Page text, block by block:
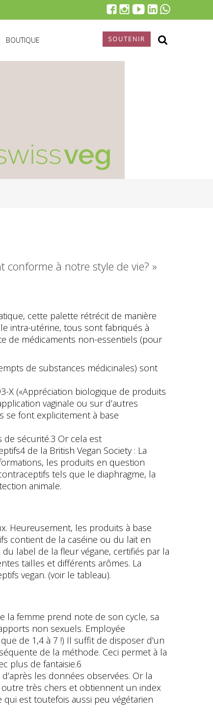
BOUTIQUE SOUTENIR
à notre style de vie? »
cette palette rétrécit de manière
intra-utérine, tous sont fabriqués à
de médicaments non-essentiels (pour
de substances médicinales) sont
X («Appréciation biologique de produits
vaginale ou sur d’autres
se font explicitement à base
de sécurité.3 Or cela est
de la British Vegan Society : La
les produits en question
tels que le diaphragme, la
animale.
Heureusement, les produits à base
contient de la caséine ou du lait en
label de la fleur végane, certifiés par la
tailles et différents arômes. La
vegan. (voir le tableau).
la femme prend note de son cycle, sa
non sexuels. Employée
de 1,4 à 7 !) Il suffit de disposer d’un
de la méthode. Ceci permet à la
plus de fantaisie.6
les données observées. Or la
très chers et obtiennent un index
est toutefois aussi peu végétarien